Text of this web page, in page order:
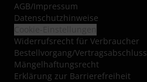
AGB/Impressum
Datenschutzhinweise
Widerrufsrecht für Verbraucher
Bestellvorgang/Vertragsabschluss
Mängelhaftungsrecht
Erklärung zur Barrierefreiheit